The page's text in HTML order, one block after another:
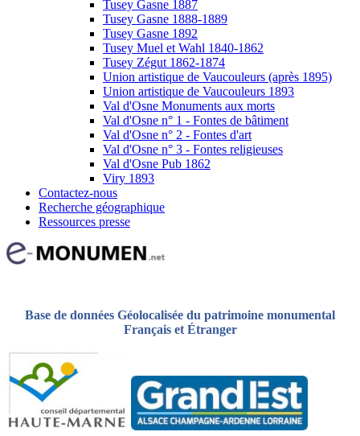
Tusey Gasne 1887
Tusey Gasne 1888-1889
Tusey Gasne 1892
Tusey Muel et Wahl 1840-1862
Tusey Zégut 1862-1874
Union artistique de Vaucouleurs (après 1895)
Union artistique de Vaucouleurs 1893
Val d'Osne Monuments aux morts
Val d'Osne n° 1 - Fontes de bâtiment
Val d'Osne n° 2 - Fontes d'art
Val d'Osne n° 3 - Fontes religieuses
Val d'Osne Pub 1862
Viry 1893
Contactez-nous
Recherche géographique
Ressources presse
Base de données Géolocalisée du patrimoine monumental
Français et Étranger